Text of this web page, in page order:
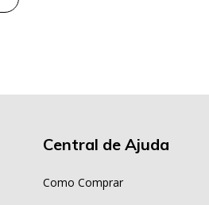
Central de Ajuda
Como Comprar